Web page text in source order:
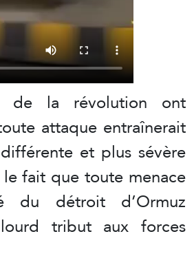
de la révolution ont
attaque entraînerait
et plus sévère
fait que toute menace
du détroit d’Ormuz
tribut aux forces